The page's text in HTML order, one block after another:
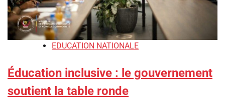
EDUCATION NATIONALE
Éducation inclusive : le gouvernement
soutient la table ronde